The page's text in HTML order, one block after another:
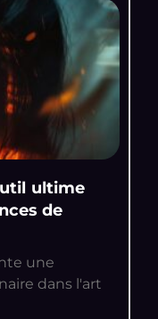
ultime
de
une
dans l'art